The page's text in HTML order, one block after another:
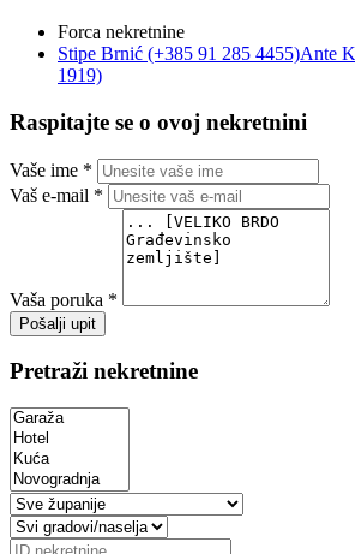
Forca nekretnine
Stipe Brnić (+385 91 285 4455)Ante
1919)
Raspitajte se o ovoj nekretnini
Vaše ime *
Vaš e-mail *
Vaša poruka *
Pošalji upit
Pretraži nekretnine